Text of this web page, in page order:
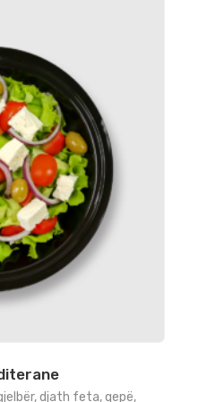
djath feta, qepë,